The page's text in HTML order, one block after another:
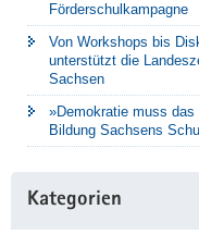
Förderschulkampagne
Von Workshops bis
unterstützt die
Sachsen
»Demokratie muss
Bildung Sachsens
Kategorien